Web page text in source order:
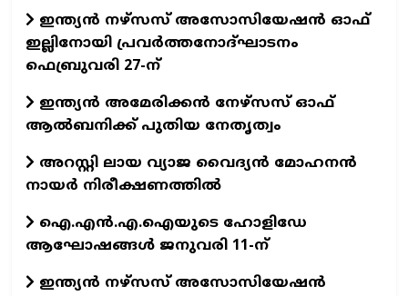
ഇന്ത്യന്‍ നഴ്‌സസ് അസോസിയേഷന്‍ ഓഫ്
ഇല്ലിനോയി പ്രവര്‍ത്തനോദ്ഘാടനം
ഫെബ്രുവരി 27-ന്
ഇന്ത്യന്‍ അമേരിക്കന്‍ നേഴ്‌സസ് ഓഫ്
ആല്‍ബനിക്ക് പുതിയ നേതൃത്വം
അറസ്റ്റി ലായ വ്യാജ വൈദ്യൻ മോഹനൻ
നായർ നിരീക്ഷണത്തിൽ
ഐ.എന്‍.എ.ഐയുടെ ഹോളിഡേ
ആഘോഷങ്ങള്‍ ജനുവരി 11-ന്
ഇന്ത്യന്‍ നഴ്‌സസ് അസോസിയേഷന്‍